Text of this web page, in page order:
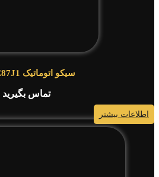
سیکو اتوماتیک SNKE87J1
تماس بگیرید
اطلاعات بیشتر